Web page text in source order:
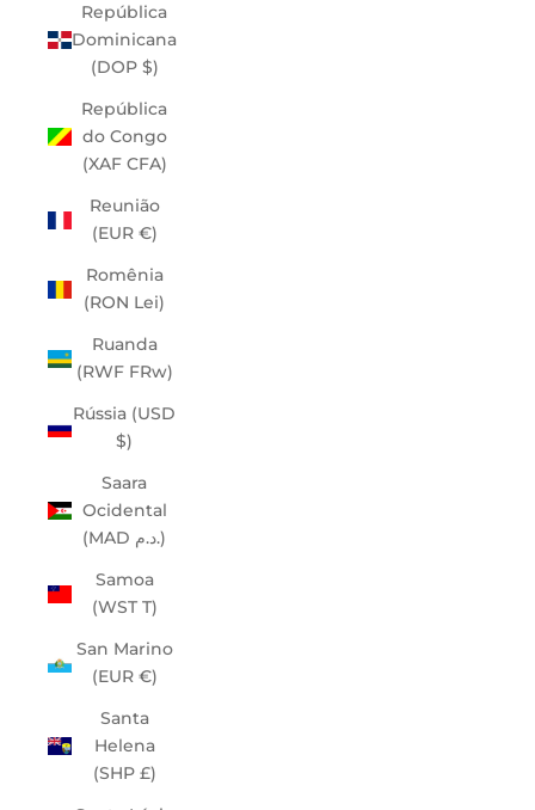
República
Dominicana
(DOP $)
República
do Congo
(XAF CFA)
Reunião
(EUR €)
Romênia
(RON Lei)
Ruanda
(RWF FRw)
Rússia (USD
$)
Saara
Ocidental
(MAD د.م.)
Samoa
(WST T)
San Marino
(EUR €)
Santa
Helena
(SHP £)